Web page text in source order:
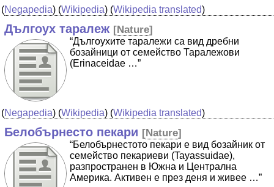
(Negapedia) (Wikipedia) (Wikipedia translated)
Дългоух таралеж [Nature]
“Дългоухите таралежи са вид дребни
бозайници от семейство Таралежови
(Erinaceidae …”
(Negapedia) (Wikipedia) (Wikipedia translated)
Белобърнесто пекари [Nature]
“Белобърнестото пекари е вид бозайник от
семейство пекариеви (Tayassuidae),
разпространен в Южна и Централна
Америка. Активен е през деня и живее …”